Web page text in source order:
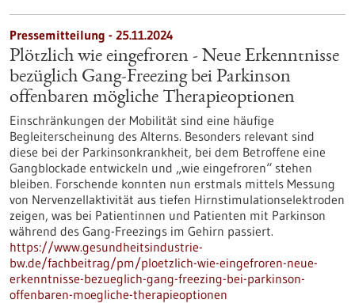
Pressemitteilung - 25.11.2024
Plötzlich wie eingefroren - Neue Erkenntnisse
bezüglich Gang-Freezing bei Parkinson
offenbaren mögliche Therapieoptionen
Einschränkungen der Mobilität sind eine häufige
Begleiterscheinung des Alterns. Besonders relevant sind
diese bei der Parkinsonkrankheit, bei dem Betroffene eine
Gangblockade entwickeln und „wie eingefroren“ stehen
bleiben. Forschende konnten nun erstmals mittels Messung
von Nervenzellaktivität aus tiefen Hirnstimulationselektroden
zeigen, was bei Patientinnen und Patienten mit Parkinson
während des Gang-Freezings im Gehirn passiert.
https://www.gesundheitsindustrie-
bw.de/fachbeitrag/pm/ploetzlich-wie-eingefroren-neue-
erkenntnisse-bezueglich-gang-freezing-bei-parkinson-
offenbaren-moegliche-therapieoptionen